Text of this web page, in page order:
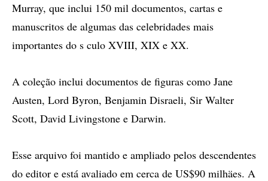
Murray, que inclui 150 mil documentos, cartas e
manuscritos de algumas das celebridades mais
importantes do s culo XVIII, XIX e XX.
A coleção inclui documentos de figuras como Jane
Austen, Lord Byron, Benjamin Disraeli, Sir Walter
Scott, David Livingstone e Darwin.
Esse arquivo foi mantido e ampliado pelos descendentes
do editor e está avaliado em cerca de US$90 milhäes. A